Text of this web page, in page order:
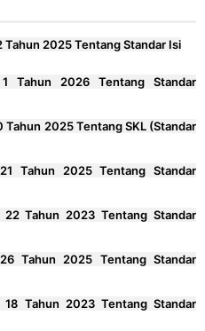
2025 Tentang Standar Isi
1 Tahun 2026 Tentang Standar
Tahun 2025 Tentang SKL (Standar
Tahun 2025 Tentang Standar
22 Tahun 2023 Tentang Standar
Tahun 2025 Tentang Standar
18 Tahun 2023 Tentang Standar